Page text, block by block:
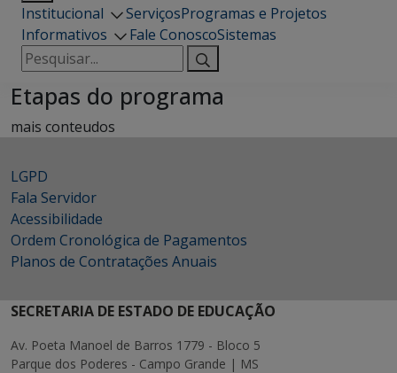
Institucional ServiçosProgramas e Projetos
Informativos
Fale ConoscoSistemas
Pesquisar
por:
Etapas do programa
mais conteudos
LGPD
Fala Servidor
Acessibilidade
Ordem Cronológica de Pagamentos
Planos de Contratações Anuais
SECRETARIA DE ESTADO DE EDUCAÇÃO
Av. Poeta Manoel de Barros 1779 - Bloco 5
Parque dos Poderes - Campo Grande | MS